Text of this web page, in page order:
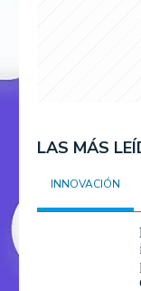
LAS MÁS
INNOVACIÓN